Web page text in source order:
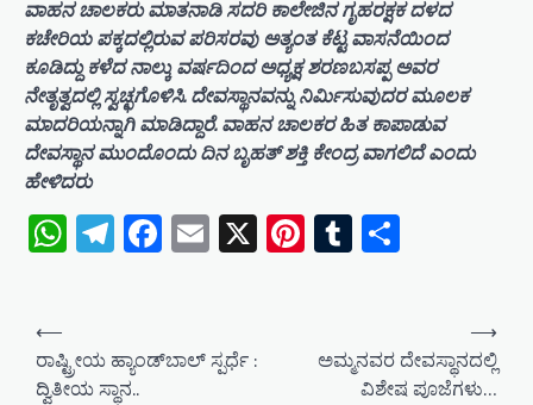
ವಾಹನ ಚಾಲಕರು ಮಾತನಾಡಿ ಸದರಿ ಕಾಲೇಜಿನ ಗೃಹರಕ್ಷಕ ದಳದ
ಕಚೇರಿಯ ಪಕ್ಕದಲ್ಲಿರುವ ಪರಿಸರವು ಅತ್ಯಂತ ಕೆಟ್ಟ ವಾಸನೆಯಿಂದ
ಕೂಡಿದ್ದು ಕಳೆದ ನಾಲ್ಕು ವರ್ಷದಿಂದ ಅಧ್ಯಕ್ಷ ಶರಣಬಸಪ್ಪ ಅವರ
ನೇತೃತ್ವದಲ್ಲಿ ಸ್ವಚ್ಛಗೊಳಿಸಿ. ದೇವಸ್ಥಾನವನ್ನು ನಿರ್ಮಿಸುವುದರ ಮೂಲಕ
ಮಾದರಿಯನ್ನಾಗಿ ಮಾಡಿದ್ದಾರೆ. ವಾಹನ ಚಾಲಕರ ಹಿತ ಕಾಪಾಡುವ
ದೇವಸ್ಥಾನ ಮುಂದೊಂದು ದಿನ ಬೃಹತ್ ಶಕ್ತಿ ಕೇಂದ್ರ ವಾಗಲಿದೆ ಎಂದು
ಹೇಳಿದರು
WhatsApp
Telegram
Facebook
Email
X Pinterest
Tumblr
⟵
ರಾಷ್ಟ್ರೀಯ ಹ್ಯಾಂಡ್‌ಬಾಲ್ ಸ್ಪರ್ಧೆ :
ದ್ವಿತೀಯ ಸ್ಥಾನ..
ಅಮ್ಮನವರ ದೇವಸ್ಥಾನದಲ್ಲಿ
ವಿಶೇಷ ಪೂಜೆಗಳು…
⟶